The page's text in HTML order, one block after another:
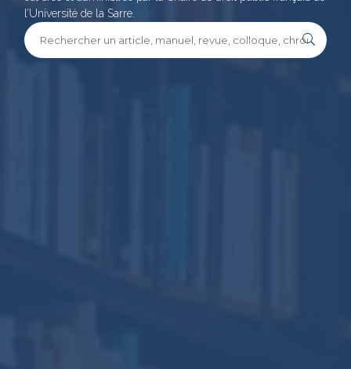
l’Université de la Sarre.